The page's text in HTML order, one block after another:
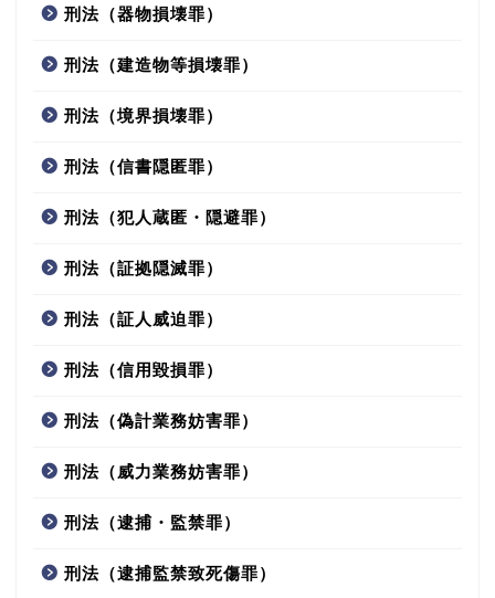
刑法（器物損壊罪）
刑法（建造物等損壊罪）
刑法（境界損壊罪）
刑法（信書隠匿罪）
刑法（犯人蔵匿・隠避罪）
刑法（証拠隠滅罪）
刑法（証人威迫罪）
刑法（信用毀損罪）
刑法（偽計業務妨害罪）
刑法（威力業務妨害罪）
刑法（逮捕・監禁罪）
刑法（逮捕監禁致死傷罪）